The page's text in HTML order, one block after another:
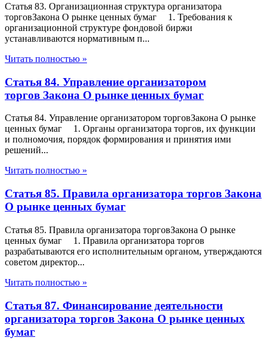
Статья 83. Организационная структура организатора
торговЗакона О рынке ценных бумаг 1. Требования к
организационной структуре фондовой биржи
устанавливаются нормативным п...
Читать полностью »
Статья 84. Управление организатором
торгов Закона О рынке ценных бумаг
Статья 84. Управление организатором торговЗакона О рынке
ценных бумаг 1. Органы организатора торгов, их функции
и полномочия, порядок формирования и принятия ими
решений...
Читать полностью »
Статья 85. Правила организатора торгов Закона
О рынке ценных бумаг
Статья 85. Правила организатора торговЗакона О рынке
ценных бумаг 1. Правила организатора торгов
разрабатываются его исполнительным органом, утверждаются
советом директор...
Читать полностью »
Статья 87. Финансирование деятельности
организатора торгов Закона О рынке ценных
бумаг